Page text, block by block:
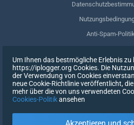
Anti-Spam-
Meine Daten
Zustimmung
Um Ihnen das bestmögliche Erlebnis zu
https://iplogger.org Cookies. Die
der Verwendung von Cookies
neue Cookie-Richtlinie veröffentlicht,
mehr über die von uns verwendeten
Cookies-Politikansehen
Akzeptieren und